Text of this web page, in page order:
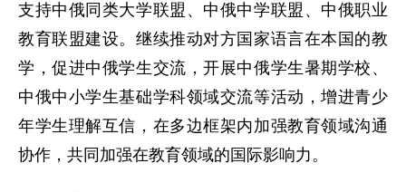
支持中俄同类大学联盟、中俄中学联盟、中俄职业
教育联盟建设。继续推动对方国家语言在本国的教
学，促进中俄学生交流，开展中俄学生暑期学校、
中俄中小学生基础学科领域交流等活动，增进青少
年学生理解互信，在多边框架内加强教育领域沟通
协作，共同加强在教育领域的国际影响力。